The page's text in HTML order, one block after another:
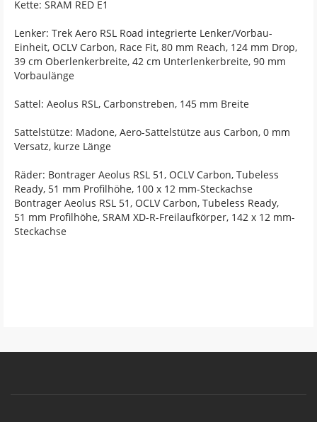
Kette: SRAM RED E1
Lenker: Trek Aero RSL Road integrierte Lenker/Vorbau-
Einheit, OCLV Carbon, Race Fit, 80 mm Reach, 124 mm Drop,
39 cm Oberlenkerbreite, 42 cm Unterlenkerbreite, 90 mm
Vorbaulänge
Sattel: Aeolus RSL, Carbonstreben, 145 mm Breite
Sattelstütze: Madone, Aero-Sattelstütze aus Carbon, 0 mm
Versatz, kurze Länge
Räder: Bontrager Aeolus RSL 51, OCLV Carbon, Tubeless
Ready, 51 mm Profilhöhe, 100 x 12 mm-Steckachse
Bontrager Aeolus RSL 51, OCLV Carbon, Tubeless Ready,
51 mm Profilhöhe, SRAM XD-R-Freilaufkörper, 142 x 12 mm-
Steckachse